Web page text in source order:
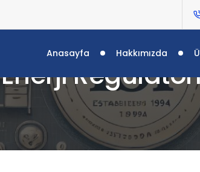
Anasayfa Hakkımızda
Enerji